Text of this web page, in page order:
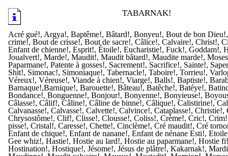
TABARNAK!
Acré gué!, Argya!, Baptême!, Bâtard!, Bonyeu!, Bout de bon
crime!, Bout de crisse!, Bout de sacre!, Câlice!, Calvaire!, Christ!,
Enfant de chienne!, Esprit!, Étoile!, Eucharistie!, Fuck!, Goddam!,
Joualvert!, Marde!, Maudit!, Maudit bâtard!, Maudite marde!,
Paparmane!, Patente à gosses!, Sacrement!, Sacrifice!, Sainte!,
Shit!, Simonac!, Simoniaque!, Tabernacle!, Taboire!, Torrieu!,
Véreux!, Véreuse!, Viande à chien!, Viarge!, Balls!, Baptiste!,
Barnaque!,Barnique!, Barouette!, Bâteau!, Batêche!, Batéye!,
Bondance!, Bonguenne!, Bonjour!, Bonyenne!, Bonyieuse!,
Câlasse!, Câlif!, Câline!, Câline de binne!, Câlique!, Calistirine!,
Calvanasse!, Calvasse!, Calvette!, Calvince!, Cataplasse!,
Chrysostôme!, Clif!, Clisse!, Clousse!, Coliss!, Crème!, Cric!,
pisse!, Cristal!, Caresse!, Chette!, Cinclème!, Cré maudit!, Cré
Enfant de chique!, Enfant de nanane!, Enfant de nénane Esti!,
Gee whiz!, Hastie!, Hostie au lard!, Hostie au paparmane!, Hostie
Hostination!, Hostique!, Jésome!, Jésus de plâtre!, Kakarnak!,